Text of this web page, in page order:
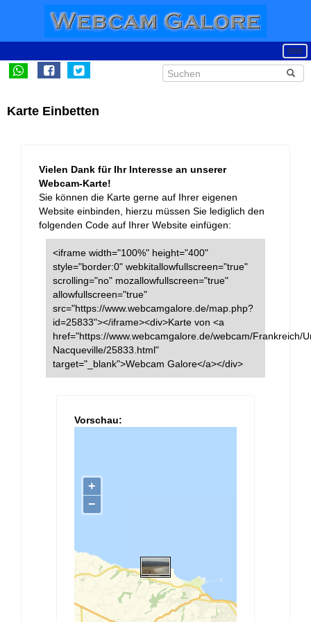
Karte Einbetten
Vielen Dank für Ihr Interesse an unserer
Webcam-Karte!
Sie können die Karte gerne auf Ihrer eigenen
Website einbinden, hierzu müssen Sie lediglich den
folgenden Code auf Ihrer Website einfügen:
<iframe width="100%" height="400"
style="border:0" webkitallowfullscreen="true"
scrolling="no" mozallowfullscreen="true"
allowfullscreen="true"
src="https://www.webcamgalore.de/map.php?
id=25833"></iframe><div>Karte von <a
href="https://www.webcamgalore.de/webcam/Frankreich/
Nacqueville/25833.html"
target="_blank">Webcam Galore</a></div>
Vorschau: